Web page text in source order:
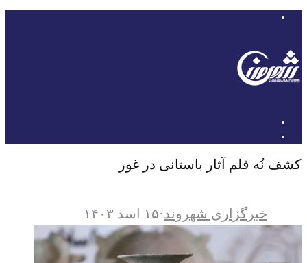
کشف نُه قلم آثار باستانی در غور
خبرگزاری شهروند·۱۵ اسد ۱۴۰۳